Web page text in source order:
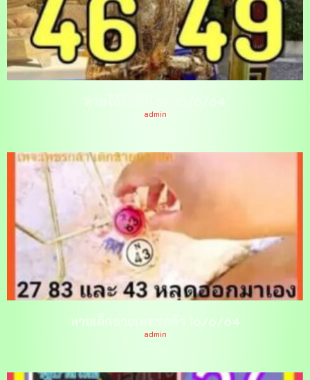
admin
หวยเด็กชายเพชรกล้า 16/6/64
admin